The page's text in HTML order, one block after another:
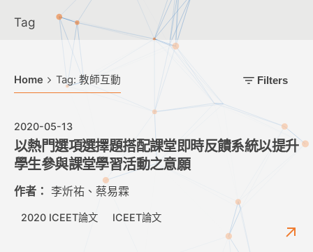
Tag
Home Tag: 教師互動 Filters
2020-05-13
以熱門選項選擇題搭配課堂即時反饋系統以提升
學生參與課堂學習活動之意願
作者： 李炘祐、蔡易霖
2020 ICEET論文 ICEET論文